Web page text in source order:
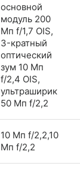
основной
модуль 200
Мп f/1,7 OIS,
3-кратный
оптический
зум 10 Мп
f/2,4 OIS,
ультраширик
50 Мп f/2,2
10 Мп f/2,2,10
Мп f/2,2